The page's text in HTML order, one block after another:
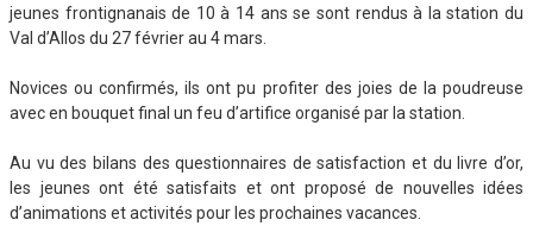
jeunes frontignanais de 10 à 14 ans se sont rendus à la station du
Val d’Allos du 27 février au 4 mars.
Novices ou confirmés, ils ont pu profiter des joies de la poudreuse
avec en bouquet final un feu d’artifice organisé par la station.
Au vu des bilans des questionnaires de satisfaction et du livre d’or,
les jeunes ont été satisfaits et ont proposé de nouvelles idées
d’animations et activités pour les prochaines vacances.